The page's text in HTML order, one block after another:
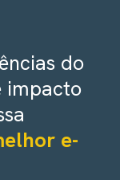
do
impacto
e-